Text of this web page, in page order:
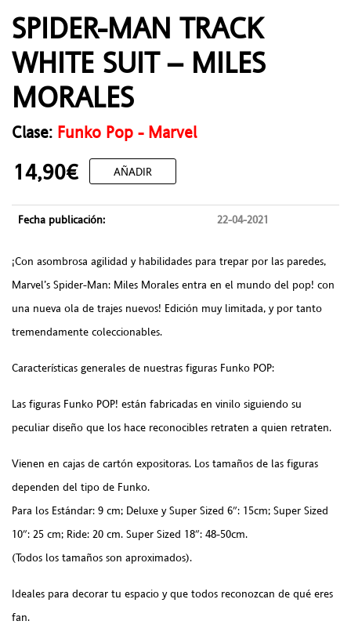
SPIDER-MAN TRACK
WHITE SUIT – MILES
MORALES
Clase: Funko Pop - Marvel
14,90€ AÑADIR
Fecha publicación: 22-04-2021
¡Con asombrosa agilidad y habilidades para trepar por las paredes,
Marvel’s Spider-Man: Miles Morales entra en el mundo del pop! con
una nueva ola de trajes nuevos! Edición muy limitada, y por tanto
tremendamente coleccionables.
Características generales de nuestras figuras Funko POP:
Las figuras Funko POP! están fabricadas en vinilo siguiendo su
peculiar diseño que los hace reconocibles retraten a quien retraten.
Vienen en cajas de cartón expositoras. Los tamaños de las figuras
dependen del tipo de Funko.
Para los Estándar: 9 cm; Deluxe y Super Sized 6″: 15cm; Super Sized
10″: 25 cm; Ride: 20 cm. Super Sized 18″: 48-50cm.
(Todos los tamaños son aproximados).
Ideales para decorar tu espacio y que todos reconozcan de qué eres
fan.